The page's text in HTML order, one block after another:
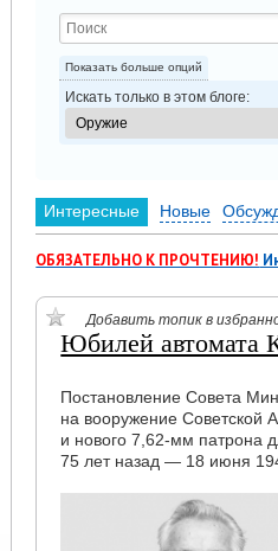
Показать больше опций
Искать только в этом блоге:
Интересные Новые
ОБЯЗАТЕЛЬНО К ПРОЧТЕНИЮ!
Добавить топик в
Юбилей автомата
Постановление Совета
на вооружение Советской
и нового 7,62-мм патрона
75 лет назад — 18 июня